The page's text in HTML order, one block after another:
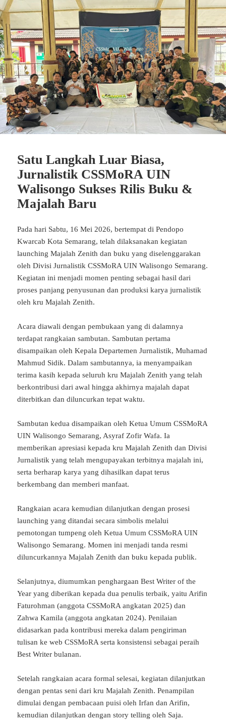
Satu Langkah Luar Biasa,
Jurnalistik CSSMoRA UIN
Walisongo Sukses Rilis Buku &
Majalah Baru
Pada hari Sabtu, 16 Mei 2026, bertempat di Pendopo
Kwarcab Kota Semarang, telah dilaksanakan kegiatan
launching Majalah Zenith dan buku yang diselenggarakan
oleh Divisi Jurnalistik CSSMoRA UIN Walisongo Semarang.
Kegiatan ini menjadi momen penting sebagai hasil dari
proses panjang penyusunan dan produksi karya jurnalistik
oleh kru Majalah Zenith.
Acara diawali dengan pembukaan yang di dalamnya
terdapat rangkaian sambutan. Sambutan pertama
disampaikan oleh Kepala Departemen Jurnalistik, Muhamad
Mahmud Sidik. Dalam sambutannya, ia menyampaikan
terima kasih kepada seluruh kru Majalah Zenith yang telah
berkontribusi dari awal hingga akhirnya majalah dapat
diterbitkan dan diluncurkan tepat waktu.
Sambutan kedua disampaikan oleh Ketua Umum CSSMoRA
UIN Walisongo Semarang, Asyraf Zofir Wafa. Ia
memberikan apresiasi kepada kru Majalah Zenith dan Divisi
Jurnalistik yang telah mengupayakan terbitnya majalah ini,
serta berharap karya yang dihasilkan dapat terus
berkembang dan memberi manfaat.
Rangkaian acara kemudian dilanjutkan dengan prosesi
launching yang ditandai secara simbolis melalui
pemotongan tumpeng oleh Ketua Umum CSSMoRA UIN
Walisongo Semarang. Momen ini menjadi tanda resmi
diluncurkannya Majalah Zenith dan buku kepada publik.
Selanjutnya, diumumkan penghargaan Best Writer of the
Year yang diberikan kepada dua penulis terbaik, yaitu Arifin
Faturohman (anggota CSSMoRA angkatan 2025) dan
Zahwa Kamila (anggota angkatan 2024). Penilaian
didasarkan pada kontribusi mereka dalam pengiriman
tulisan ke web CSSMoRA serta konsistensi sebagai peraih
Best Writer bulanan.
Setelah rangkaian acara formal selesai, kegiatan dilanjutkan
dengan pentas seni dari kru Majalah Zenith. Penampilan
dimulai dengan pembacaan puisi oleh Irfan dan Arifin,
kemudian dilanjutkan dengan story telling oleh Saja.